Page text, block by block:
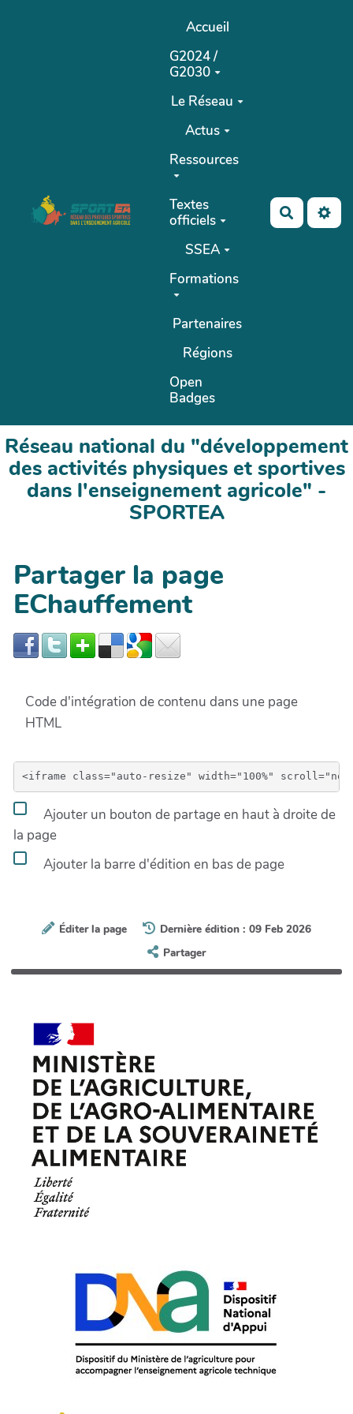
Accueil
G2024 /
G2030
Le Réseau
Actus
Ressources
Textes
officiels
SSEA
Formations
Partenaires
Régions
Open
Badges
Réseau national du "développement
des activités physiques et sportives
dans l'enseignement agricole" -
SPORTEA
Partager la page
EChauffement
Code d'intégration de contenu dans une page
HTML
Ajouter un bouton de partage en haut à droite de
la page
Ajouter la barre d'édition en bas de page
Éditer la page
Dernière édition : 09 Feb 2026
Partager